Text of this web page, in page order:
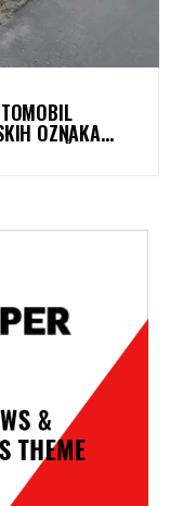
OZNAKA
VOZAČEM